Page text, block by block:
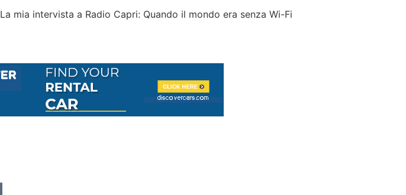
La mia intervista a Radio Capri: Quando il mondo era senza Wi-Fi